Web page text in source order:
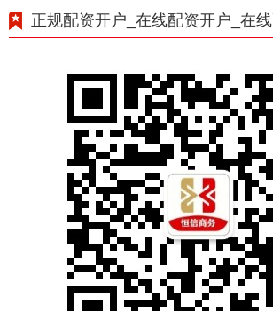
正规配资开户_在线配资开户_在